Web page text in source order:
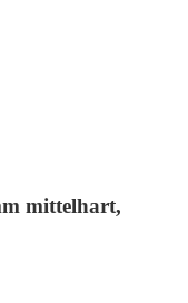
mittelhart,